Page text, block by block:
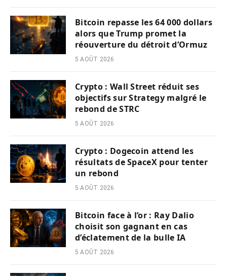
Bitcoin repasse les 64 000 dollars
alors que Trump promet la
réouverture du détroit d’Ormuz
5 AOÛT 2026
Crypto : Wall Street réduit ses
objectifs sur Strategy malgré le
rebond de STRC
5 AOÛT 2026
Crypto : Dogecoin attend les
résultats de SpaceX pour tenter
un rebond
5 AOÛT 2026
Bitcoin face à l’or : Ray Dalio
choisit son gagnant en cas
d’éclatement de la bulle IA
5 AOÛT 2026